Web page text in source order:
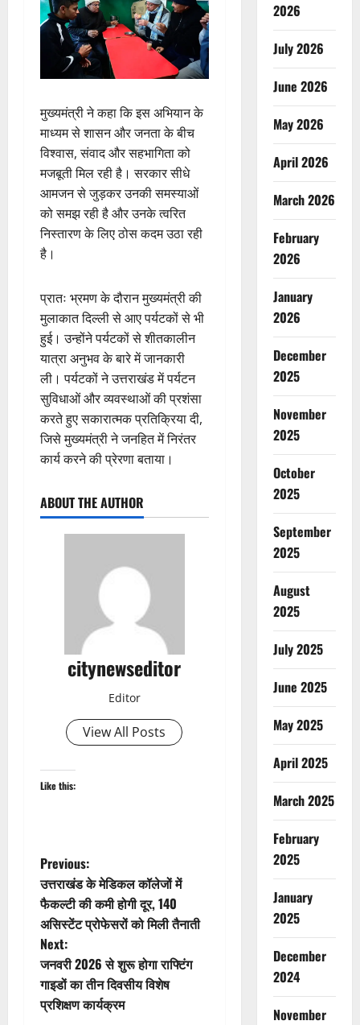
मुख्यमंत्री ने कहा कि इस अभियान के
माध्यम से शासन और जनता के बीच
विश्वास, संवाद और सहभागिता को
मजबूती मिल रही है। सरकार सीधे
आमजन से जुड़कर उनकी समस्याओं
को समझ रही है और उनके त्वरित
निस्तारण के लिए ठोस कदम उठा रही
है।
प्रातः भ्रमण के दौरान मुख्यमंत्री की
मुलाकात दिल्ली से आए पर्यटकों से भी
हुई। उन्होंने पर्यटकों से शीतकालीन
यात्रा अनुभव के बारे में जानकारी
ली। पर्यटकों ने उत्तराखंड में पर्यटन
सुविधाओं और व्यवस्थाओं की प्रशंसा
करते हुए सकारात्मक प्रतिक्रिया दी,
जिसे मुख्यमंत्री ने जनहित में निरंतर
कार्य करने की प्रेरणा बताया।
ABOUT THE AUTHOR
citynewseditor
Editor
View All Posts
Like this:
P
o
s
t
n
Previous:
उत्तराखंड के मेडिकल कॉलेजों में
फैकल्टी की कमी होगी दूर, 140
असिस्टेंट प्रोफेसरों को मिली तैनाती
Next:
जनवरी 2026 से शुरू होगा राफ्टिंग
गाइडों का तीन दिवसीय विशेष
प्रशिक्षण कार्यक्रम
2026
July 2026
June 2026
May 2026
April 2026
March 2026
February
2026
January
2026
December
2025
November
2025
October
2025
September
2025
August
2025
July 2025
June 2025
May 2025
April 2025
March 2025
February
2025
January
2025
December
2024
November